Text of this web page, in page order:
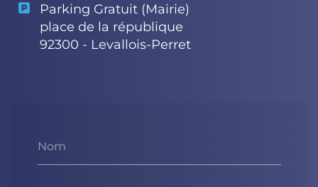
Nom
Parking Gratuit (Mairie)
place de la république
92300 - Levallois-Perret